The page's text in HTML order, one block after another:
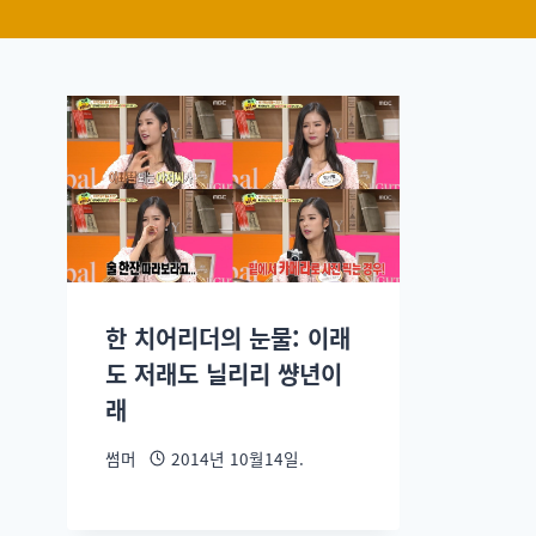
한 치어리더의 눈물: 이래
도 저래도 닐리리 썅년이
래
썸머 2014년 10월14일.